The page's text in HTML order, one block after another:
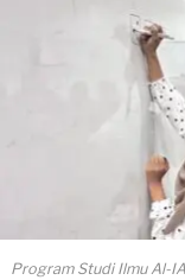
Program Studi Ilmu Al-